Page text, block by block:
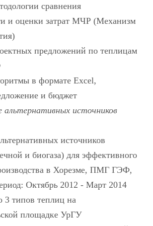
сравнения
и оценки затрат МЧР (Механизм
предложений по теплицам
в формате Excel,
и бюджет
альтернативных источников
источников
и биогаза) для эффективного
в Хорезме, ПМГ ГЭФ,
Октябрь 2012 - Март 2014
3 типов теплиц на
площадке УрГУ